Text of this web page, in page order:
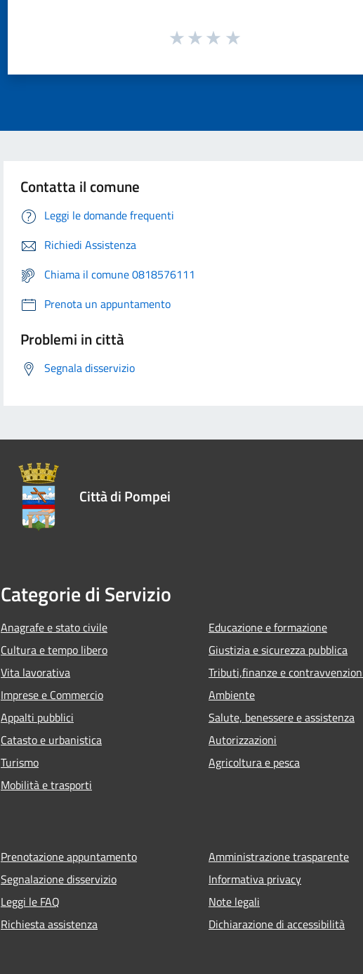
Contatta il comune
Leggi le domande frequenti
Richiedi Assistenza
Chiama il comune 0818576111
Prenota un appuntamento
Problemi in città
Segnala disservizio
Città di Pompei
Categorie di Servizio
Anagrafe e stato civile
Cultura e tempo libero
Vita lavorativa
Imprese e Commercio
Appalti pubblici
Catasto e urbanistica
Turismo
Mobilità e trasporti
Educazione e formazione
Giustizia e sicurezza pubblica
Tributi,finanze e
Ambiente
Salute, benessere e assistenza
Autorizzazioni
Agricoltura e pesca
Prenotazione appuntamento
Segnalazione disservizio
Leggi le FAQ
Richiesta assistenza
Amministrazione trasparente
Informativa privacy
Note legali
Dichiarazione di accessibilità